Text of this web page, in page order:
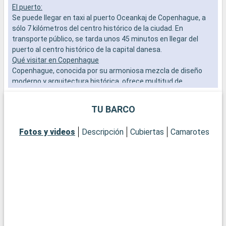
El puerto:
Se puede llegar en taxi al puerto Oceankaj de Copenhague, a
sólo 7 kilómetros del centro histórico de la ciudad. En
transporte público, se tarda unos 45 minutos en llegar del
puerto al centro histórico de la capital danesa.
Qué visitar en Copenhague
Copenhague, conocida por su armoniosa mezcla de diseño
moderno y arquitectura histórica, ofrece multitud de
sede del Parlamento danés, y el Palacio Real de Amalienborg
calles de Nyhavn, famosas por sus pintorescas casas y su
TU BARCO
Fotos y videos Descripción Cubiertas Camarotes